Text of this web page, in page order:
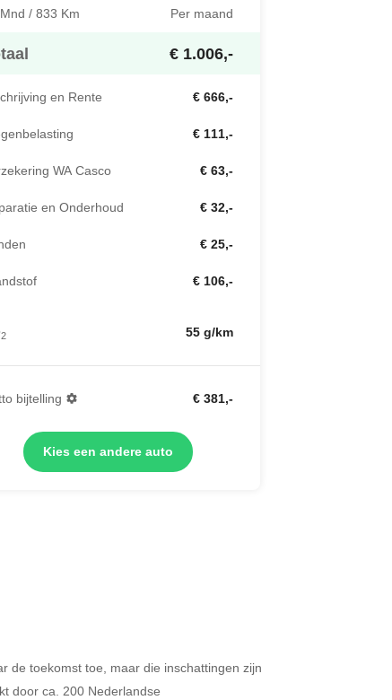
/ 833 Km Per maand
€ 1.006,-
en Rente € 666,-
€ 111,-
WA Casco € 63,-
en Onderhoud € 32,-
€ 25,-
€ 106,-
2 55 g/km
bijtelling € 381,-
Kies een andere auto
Merken op basis van segment
de toekomst toe, maar die inschattingen zijn
door ca. 200 Nederlandse